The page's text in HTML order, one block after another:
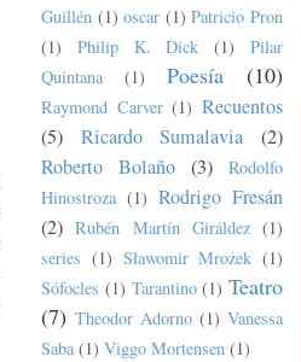
Guillén (1) oscar (1) Patricio Pron
(1)
Philip K. Dick (1)
Pilar
Quintana
(1) Poesía (10)
Raymond Carver (1) Recuentos
(5)
Ricardo Sumalavia
(2)
Roberto Bolaño (3)
Rodolfo
Hinostroza (1) Rodrigo Fresán
(2) Rubén Martín Giráldez (1)
series (1) Sławomir Mrożek (1)
Sófocles (1) Tarantino (1) Teatro
(7) Theodor Adorno (1) Vanessa
Saba (1) Viggo Mortensen (1)